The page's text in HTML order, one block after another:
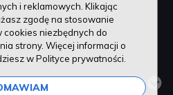
i reklamowych. Klikając
zgodę na stosowanie
cookies niezbędnych do
strony. Więcej informacji o
w Polityce prywatności.